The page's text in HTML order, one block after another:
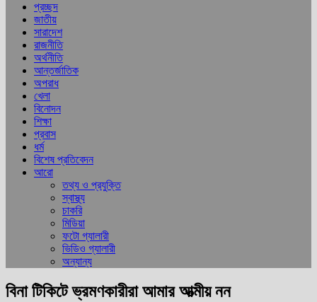
প্রচ্ছদ
জাতীয়
সারাদেশ
রাজনীতি
অর্থনীতি
আন্তর্জাতিক
অপরাধ
খেলা
বিনোদন
শিক্ষা
প্রবাস
ধর্ম
বিশেষ প্রতিবেদন
আরো
তথ্য ও প্রযুক্তি
স্বাস্থ্য
চাকরি
মিডিয়া
ফটো গ্যালারী
ভিডিও গ্যালারী
অন্যান্য
বিনা টিকিটে ভ্রমণকারীরা আমার আত্মীয় নন